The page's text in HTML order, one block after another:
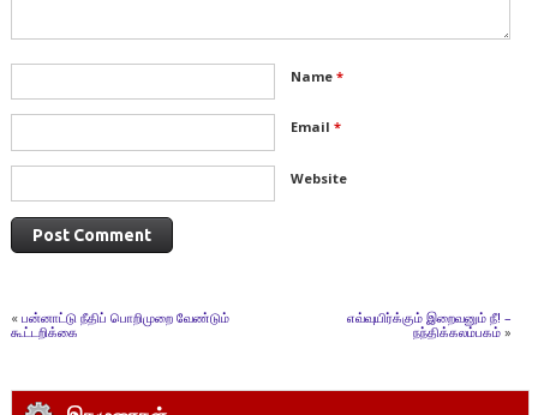
Name *
Email *
Website
« பன்னாட்டு நீதிப் பொறிமுறை வேண்டும்
கூட்டறிக்கை
எவ்வுயிர்க்கும் இறைவனும் நீ! –
நந்திக்கலம்பகம் »